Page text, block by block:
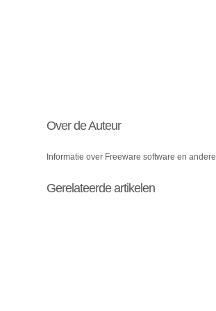
Over de Auteur
Informatie over Freeware software en
Gerelateerde artikelen